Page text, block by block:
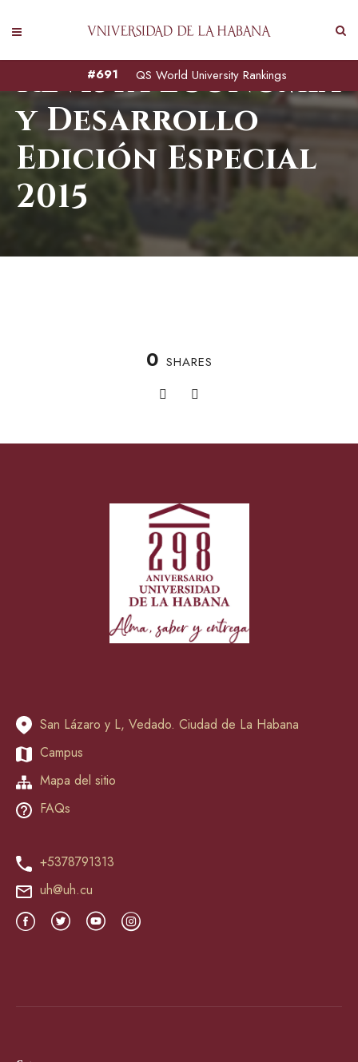
QS World University Rankings
#691
Revista Economía
y Desarrollo
Edición Especial
2015
0 SHARES
San Lázaro y L, Vedado. Ciudad de La Habana
Campus
Mapa del sitio
FAQs
+5378791313
uh@uh.cu